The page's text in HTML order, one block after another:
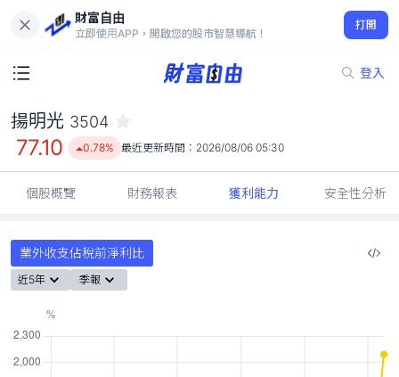
財富自由
立即使用APP，開啟您的股市智慧導航！
打開
登入
77.10
0.78%
揚明光 3504
77.10 0.78% 最近更新時間： 2026/08/06 05:30
個股概覽 財務報表 獲利能力 安全性分析
業外收支佔稅前淨利比
近5年 季報